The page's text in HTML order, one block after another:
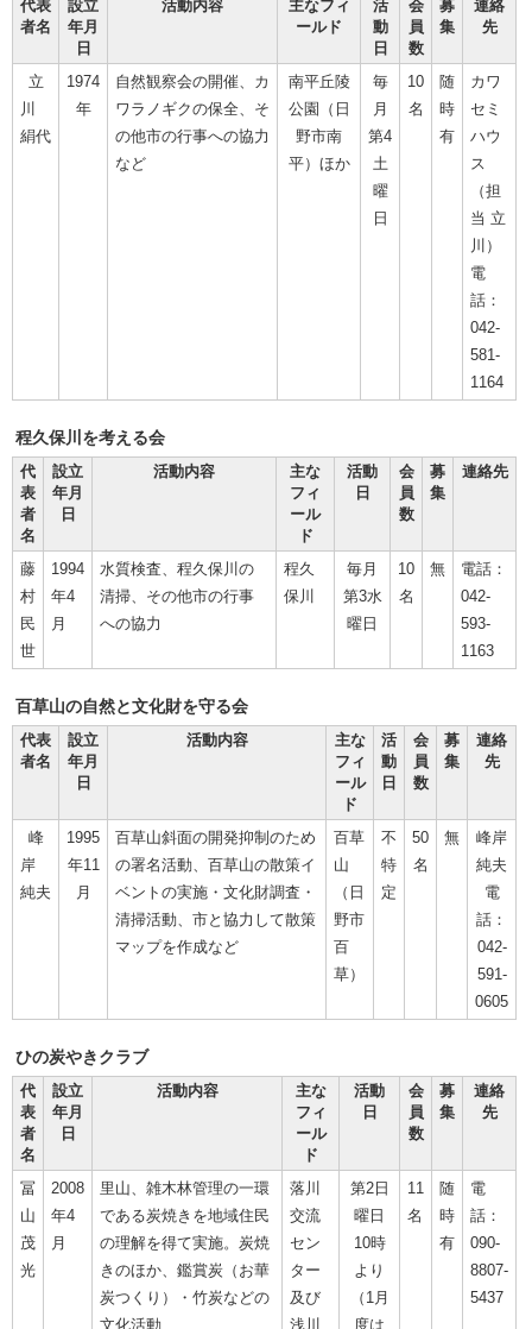
代表
者名
設立
年月
日
活動内容
主なフィ
ールド
活
動
日
会
員
数
募
集
連絡
先
立
川
絹代
1974
年
自然観察会の開催、カ
ワラノギクの保全、そ
の他市の行事への協力
など
南平丘陵
公園（日
野市南
平）ほか
毎
月
第4
土
曜
日
10
名
随
時
有
カワ
セミ
ハウ
ス
（担
当 立
川）
電
話：
042-
581-
1164
程久保川を考える会
代
表
者
名
設立
年月
日
活動内容
主な
フィ
ール
ド
活動
日
会
員
数
募
集
連絡先
藤
村
民
世
1994
年4
月
水質検査、程久保川の
清掃、その他市の行事
への協力
程久
保川
毎月
第3水
曜日
10
名
無
電話：
042-
593-
1163
百草山の自然と文化財を守る会
代表
者名
設立
年月
日
活動内容
主な
フィ
ール
ド
活
動
日
会
員
数
募
集
連絡
先
峰
岸
純夫
1995
年11
月
百草山斜面の開発抑制のため
の署名活動、百草山の散策イ
ベントの実施・文化財調査・
清掃活動、市と協力して散策
マップを作成など
百草
山
（日
野市
百
草）
不
特
定
50
名
無
峰岸
純夫
電
話：
042-
591-
0605
ひの炭やきクラブ
代
表
者
名
設立
年月
日
活動内容
主な
フィ
ール
ド
活動
日
会
員
数
募
集
連絡
先
冨
山
茂
光
2008
年4
月
里山、雑木林管理の一環
である炭焼きを地域住民
の理解を得て実施。炭焼
きのほか、鑑賞炭（お華
炭つくり）・竹炭などの
文化活動
落川
交流
セン
ター
及び
浅川
第2日
曜日
10時
より
（1月
度は
11
名
随
時
有
電
話：
090-
8807-
5437